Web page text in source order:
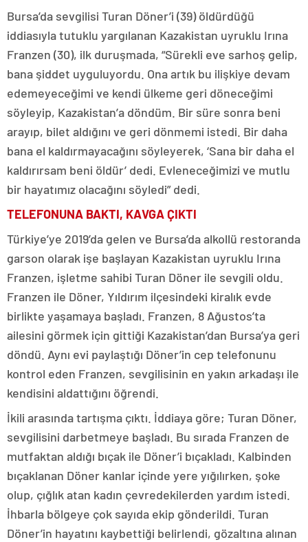
Bursa’da sevgilisi Turan Döner’i (39) öldürdüğü
iddiasıyla tutuklu yargılanan Kazakistan uyruklu Irına
Franzen (30), ilk duruşmada, “Sürekli eve sarhoş gelip,
bana şiddet uyguluyordu. Ona artık bu ilişkiye devam
edemeyeceğimi ve kendi ülkeme geri döneceğimi
söyleyip, Kazakistan’a döndüm. Bir süre sonra beni
arayıp, bilet aldığını ve geri dönmemi istedi. Bir daha
bana el kaldırmayacağını söyleyerek, ‘Sana bir daha el
kaldırırsam beni öldür’ dedi. Evleneceğimizi ve mutlu
bir hayatımız olacağını söyledi” dedi.
TELEFONUNA BAKTI, KAVGA ÇIKTI
Türkiye’ye 2019’da gelen ve Bursa’da alkollü restoranda
garson olarak işe başlayan Kazakistan uyruklu Irına
Franzen, işletme sahibi Turan Döner ile sevgili oldu.
Franzen ile Döner, Yıldırım ilçesindeki kiralık evde
birlikte yaşamaya başladı. Franzen, 8 Ağustos’ta
ailesini görmek için gittiği Kazakistan’dan Bursa’ya geri
döndü. Aynı evi paylaştığı Döner’in cep telefonunu
kontrol eden Franzen, sevgilisinin en yakın arkadaşı ile
kendisini aldattığını öğrendi.
İkili arasında tartışma çıktı. İddiaya göre; Turan Döner,
sevgilisini darbetmeye başladı. Bu sırada Franzen de
mutfaktan aldığı bıçak ile Döner’i bıçakladı. Kalbinden
bıçaklanan Döner kanlar içinde yere yığılırken, şoke
olup, çığlık atan kadın çevredekilerden yardım istedi.
İhbarla bölgeye çok sayıda ekip gönderildi. Turan
Döner’in hayatını kaybettiği belirlendi, gözaltına alınan